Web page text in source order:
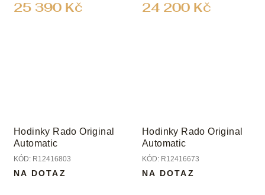
25 390 Kč 24 200 Kč
Hodinky Rado Original
Automatic
KÓD: R12416803
NA DOTAZ
Hodinky Rado Original
Automatic
KÓD: R12416673
NA DOTAZ